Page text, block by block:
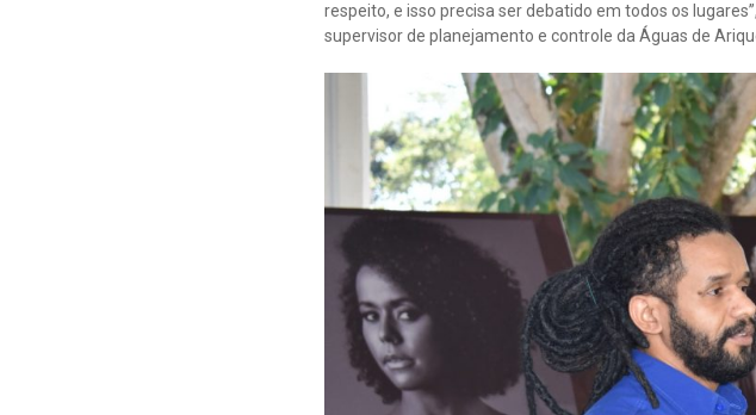
respeito, e isso precisa ser debatido em todos os
supervisor de planejamento e controle da Águas de